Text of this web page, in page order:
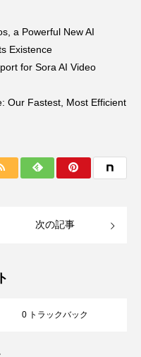
a Powerful New AI
Existence
for Sora AI Video
Our Fastest, Most Efficient
次の記事
0 トラックバック